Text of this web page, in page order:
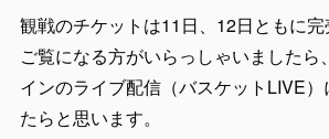
観戦のチケットは11日、12日ともに
ご覧になる方がいらっしゃいましたら
インのライブ配信（バスケットLIVE
たらと思います。